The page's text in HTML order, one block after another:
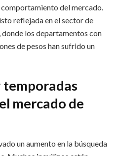
del mercado.
reflejada en el sector de
los departamentos con
de pesos han sufrido un
temporadas
mercado de
un aumento en la búsqueda